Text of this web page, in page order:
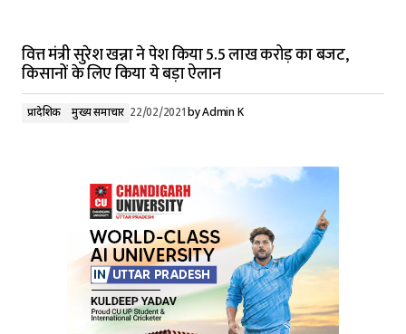
वित्त मंत्री सुरेश खन्ना ने पेश किया 5.5 लाख करोड़ का बजट,
किसानों के लिए किया ये बड़ा ऐलान
प्रादेशिक मुख्य समाचार 22/02/2021byAdmin K